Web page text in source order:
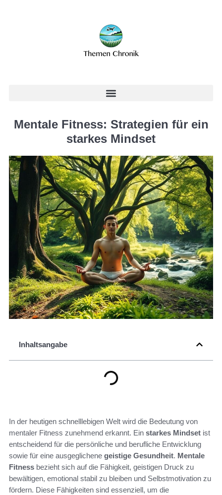
Mentale Fitness: Strategien für ein
starkes Mindset
Inhaltsangabe
In der heutigen schnelllebigen Welt wird die Bedeutung von
mentaler Fitness zunehmend erkannt. Ein starkes Mindset ist
entscheidend für die persönliche und berufliche Entwicklung
sowie für eine ausgeglichene geistige Gesundheit. Mentale
Fitness bezieht sich auf die Fähigkeit, geistigen Druck zu
bewältigen, emotional stabil zu bleiben und Selbstmotivation zu
fördern. Diese Fähigkeiten sind essenziell, um die